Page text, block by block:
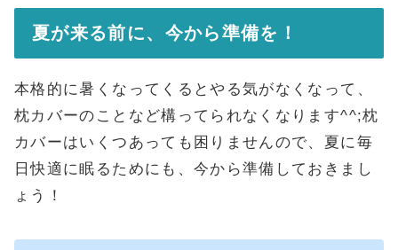
夏が来る前に、今から準備を！
本格的に暑くなってくるとやる気がなくなって、
枕カバーのことなど構ってられなくなります^^;枕
カバーはいくつあっても困りませんので、夏に毎
日快適に眠るためにも、今から準備しておきまし
ょう！